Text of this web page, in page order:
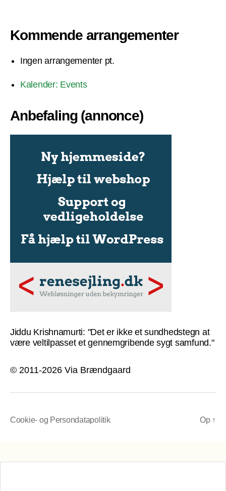
Kommende arrangementer
Ingen arrangementer pt.
Kalender: Events
Anbefaling (annonce)
Jiddu Krishnamurti: "Det er ikke et sundhedstegn at
være veltilpasset et gennemgribende sygt samfund."
© 2011-2026 Via Brændgaard
Cookie- og Persondatapolitik Op ↑